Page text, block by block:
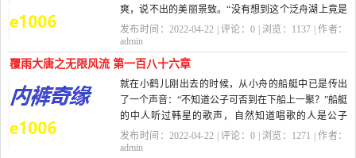
爽，说不出的美丽景致。“没有想到这个泛舟湖上竟是
这么有情趣！难...
发布时间：2022-04-22 | 评论：0 | 浏览： 1137 | 作者：
admin
覆雨大唐之无限风流 第一百八十六章
就在小鹤儿刚出去的时候，从小舟的船艇中已是传出
了一个声音：“不知道公子可否到在下船上一聚？”船艇
的中人听过韩星的歌声，自然知道唱歌的人是公子
了。韩星...
发布时间：2022-04-22 | 评论：0 | 浏览： 1271 | 作者：
admin